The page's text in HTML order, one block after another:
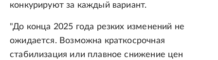
конкурируют за каждый вариант.
"До конца 2025 года резких изменений не
ожидается. Возможна краткосрочная
стабилизация или плавное снижение цен